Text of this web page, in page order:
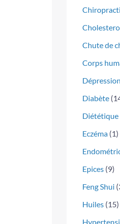
Chute de
Corps
Dépression
Diabète
Diététique
Eczéma (1)
Epices (9)
Feng Shui
Huiles (15)